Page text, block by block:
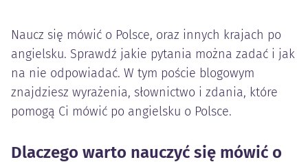
Naucz się mówić o Polsce, oraz innych krajach po
angielsku. Sprawdź jakie pytania można zadać i jak
na nie odpowiadać. W tym poście blogowym
znajdziesz wyrażenia, słownictwo i zdania, które
pomogą Ci mówić po angielsku o Polsce.
Dlaczego warto nauczyć się mówić o